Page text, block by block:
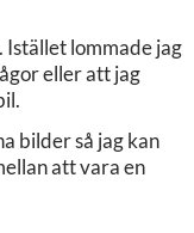
Istället lommade jag
eller att jag
bilder så jag kan
att vara en